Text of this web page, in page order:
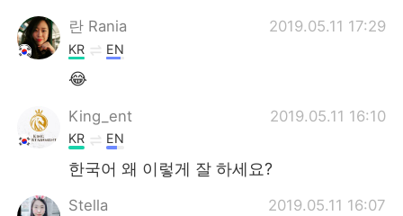
란 Rania 2019.05.11 17:29
KR EN
😂
King_ent 2019.05.11 16:10
KR EN
한국어 왜 이렇게 잘 하세요?
Stella 2019.05.11 16:07